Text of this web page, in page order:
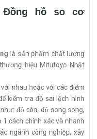
Đồng hồ so cơ
là sản phẩm chất lượng
hiệu Mitutoyo Nhật
nhau hoặc với các điểm
kiểm tra độ sai lệch hình
độ côn, độ song song,
1 cách chính xác và nhanh
ngành công nghiệp, xây